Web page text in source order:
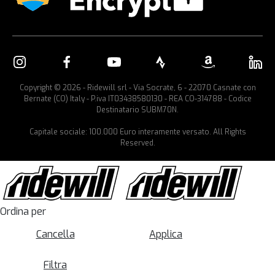
Copyright © 2026 - Ridewill srl - Via Socrate, 6 - 22070 Casnate con
Bernate (CO) Italy - P.iva IT03438580130 - REA CO-314788 - Codice
Destinatario SUBM70N.
Capitale sociale: 100.000 Euro interamente versato. All Rights
Reserved.
Ordina per
Cancella
Applica
Filtra